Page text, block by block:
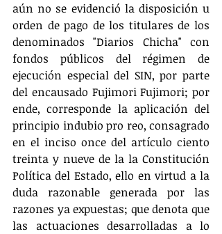
aún no se evidenció la disposición u
orden de pago de los titulares de los
denominados "Diarios Chicha" con
fondos públicos del régimen de
ejecución especial del SIN, por parte
del encausado Fujimori Fujimori; por
ende, corresponde la aplicación del
principio indubio pro reo, consagrado
en el inciso once del artículo ciento
treinta y nueve de la la Constitución
Política del Estado, ello en virtud a la
duda razonable generada por las
razones ya expuestas; que denota que
las actuaciones desarrolladas a lo